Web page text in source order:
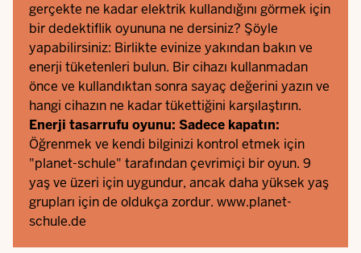
gerçekte ne kadar elektrik kullandığını görmek için
bir dedektiflik oyununa ne dersiniz? Şöyle
yapabilirsiniz: Birlikte evinize yakından bakın ve
enerji tüketenleri bulun. Bir cihazı kullanmadan
önce ve kullandıktan sonra sayaç değerini yazın ve
hangi cihazın ne kadar tükettiğini karşılaştırın.
Enerji tasarrufu oyunu: Sadece kapatın:
Öğrenmek ve kendi bilginizi kontrol etmek için
"planet-schule" tarafından çevrimiçi bir oyun. 9
yaş ve üzeri için uygundur, ancak daha yüksek yaş
grupları için de oldukça zordur. www.planet-
schule.de